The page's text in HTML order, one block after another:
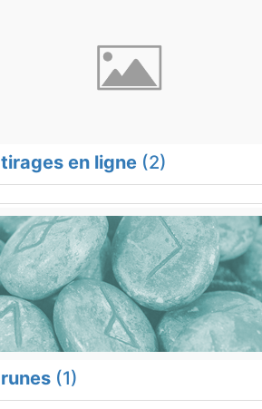
tirages en ligne (2)
runes (1)